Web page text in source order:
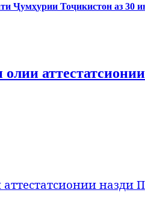
Ҷумҳурии Тоҷикистон аз 30